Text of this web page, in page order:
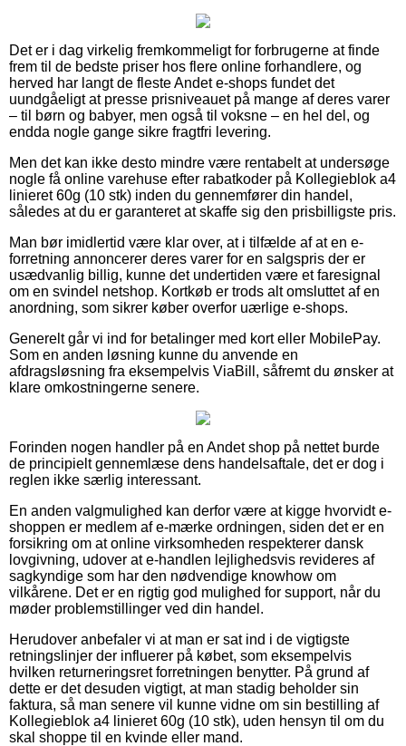
Det er i dag virkelig fremkommeligt for forbrugerne at finde
frem til de bedste priser hos flere online forhandlere, og
herved har langt de fleste Andet e-shops fundet det
uundgåeligt at presse prisniveauet på mange af deres varer
– til børn og babyer, men også til voksne – en hel del, og
endda nogle gange sikre fragtfri levering.
Men det kan ikke desto mindre være rentabelt at undersøge
nogle få online varehuse efter rabatkoder på Kollegieblok a4
linieret 60g (10 stk) inden du gennemfører din handel,
således at du er garanteret at skaffe sig den prisbilligste pris.
Man bør imidlertid være klar over, at i tilfælde af at en e-
forretning annoncerer deres varer for en salgspris der er
usædvanlig billig, kunne det undertiden være et faresignal
om en svindel netshop. Kortkøb er trods alt omsluttet af en
anordning, som sikrer køber overfor uærlige e-shops.
Generelt går vi ind for betalinger med kort eller MobilePay.
Som en anden løsning kunne du anvende en
afdragsløsning fra eksempelvis ViaBill, såfremt du ønsker at
klare omkostningerne senere.
Forinden nogen handler på en Andet shop på nettet burde
de principielt gennemlæse dens handelsaftale, det er dog i
reglen ikke særlig interessant.
En anden valgmulighed kan derfor være at kigge hvorvidt e-
shoppen er medlem af e-mærke ordningen, siden det er en
forsikring om at online virksomheden respekterer dansk
lovgivning, udover at e-handlen lejlighedsvis revideres af
sagkyndige som har den nødvendige knowhow om
vilkårene. Det er en rigtig god mulighed for support, når du
møder problemstillinger ved din handel.
Herudover anbefaler vi at man er sat ind i de vigtigste
retningslinjer der influerer på købet, som eksempelvis
hvilken returneringsret forretningen benytter. På grund af
dette er det desuden vigtigt, at man stadig beholder sin
faktura, så man senere vil kunne vidne om sin bestilling af
Kollegieblok a4 linieret 60g (10 stk), uden hensyn til om du
skal shoppe til en kvinde eller mand.